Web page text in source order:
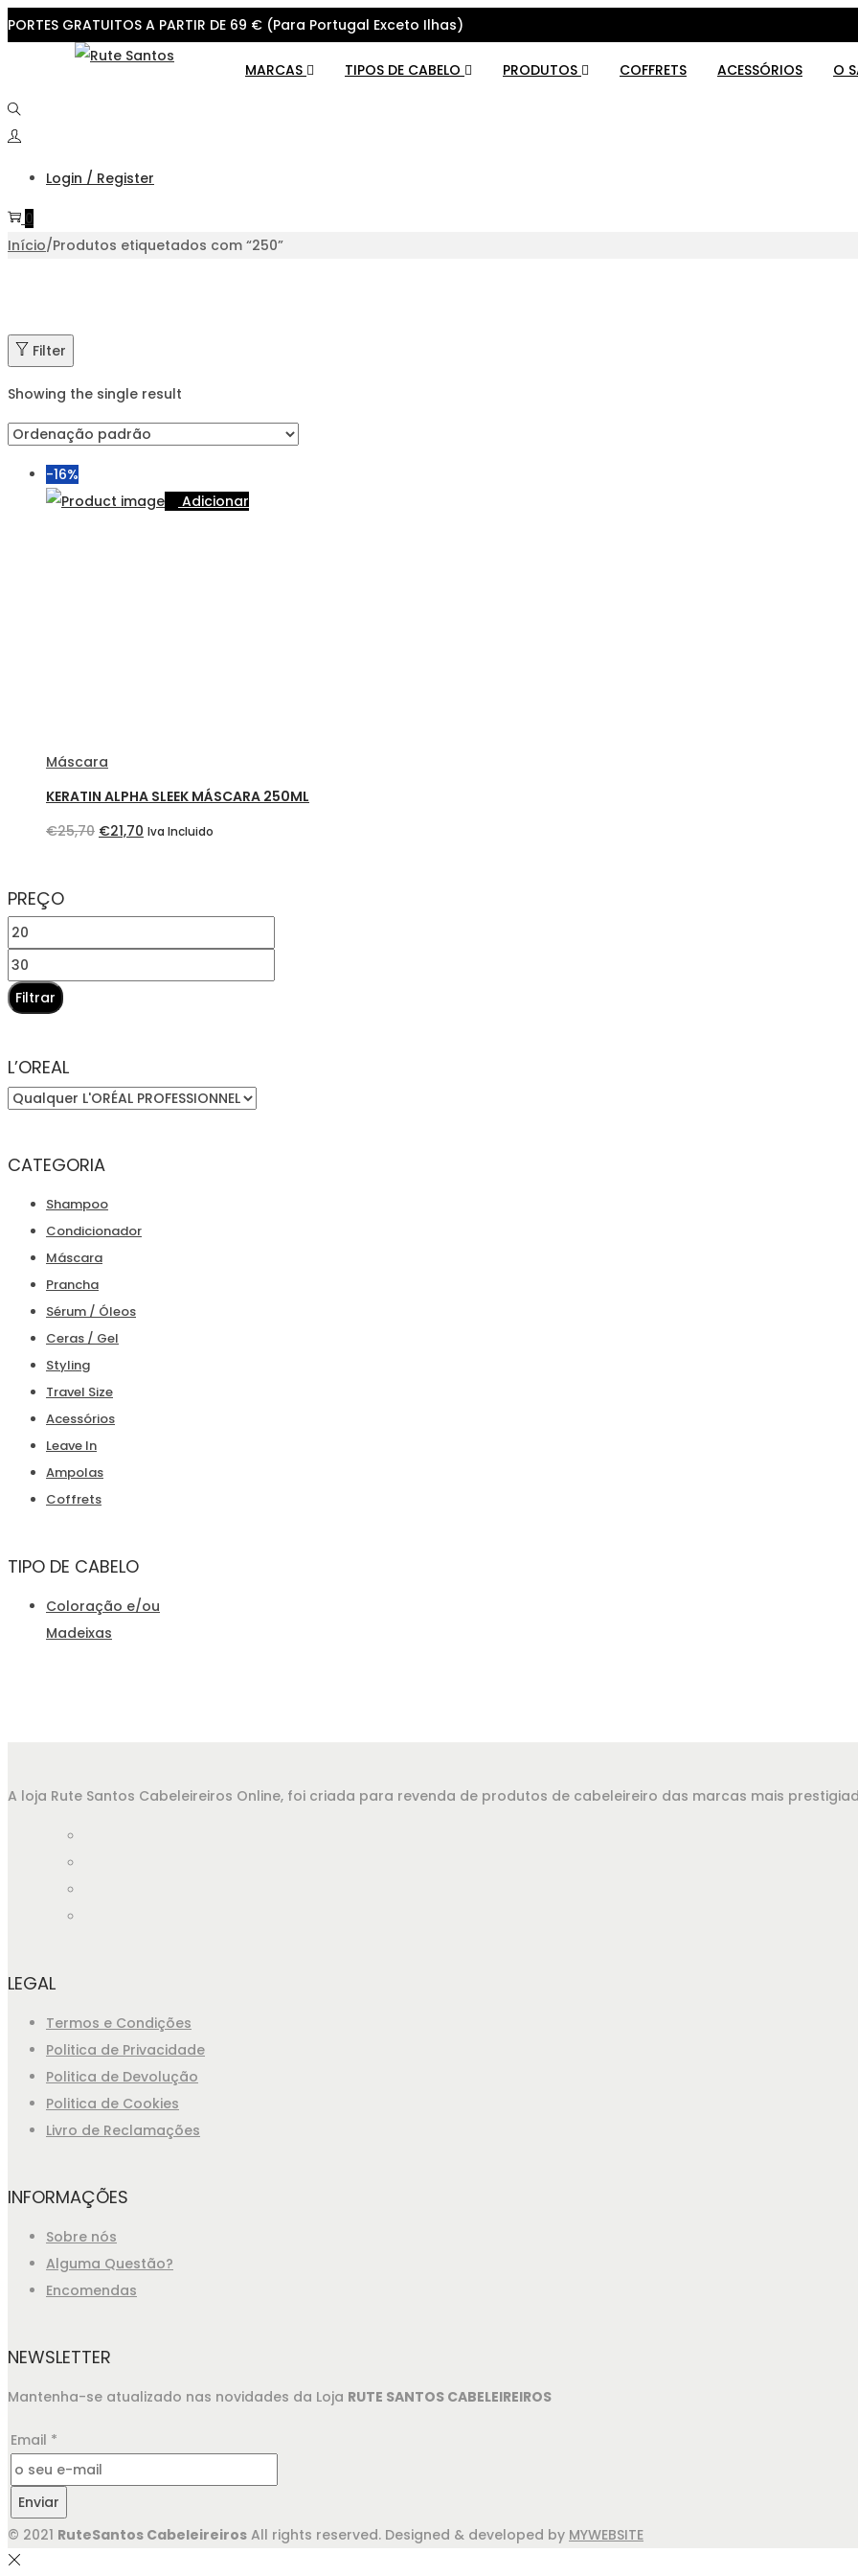
PORTES GRATUITOS A PARTIR DE 69 € (Para Portugal Exceto Ilhas)
navigation
content
MARCAS TIPOS DE CABELO PRODUTOS COFFRETS ACESSÓRIOS O
Login / Register
0
Início/Produtos etiquetados com “250”
Filter
Showing the single result
-16%
Adicionar
Máscara
KERATIN ALPHA SLEEK MÁSCARA 250ML
€25,70 O
€21,70 O
Iva Incluido
PREÇO
Preço
mínimo
Preço
máximo
Filtrar
L’OREAL
CATEGORIA
Shampoo
Condicionador
Máscara
Prancha
Sérum / Óleos
Ceras / Gel
Styling
Travel Size
Acessórios
Leave In
Ampolas
Coffrets
TIPO DE CABELO
Coloração e/ou
Madeixas
A loja Rute Santos Cabeleireiros Online, foi criada para revenda de produtos de cabeleireiro das marcas mais
LEGAL
Termos e Condições
Politica de Privacidade
Politica de Devolução
Politica de Cookies
Livro de Reclamações
INFORMAÇÕES
Sobre nós
Alguma Questão?
Encomendas
NEWSLETTER
Mantenha-se atualizado nas novidades da Loja RUTE SANTOS CABELEIREIROS
Email *
Enviar
© 2021 RuteSantos Cabeleireiros All rights reserved. Designed & developed by MYWEBSITE